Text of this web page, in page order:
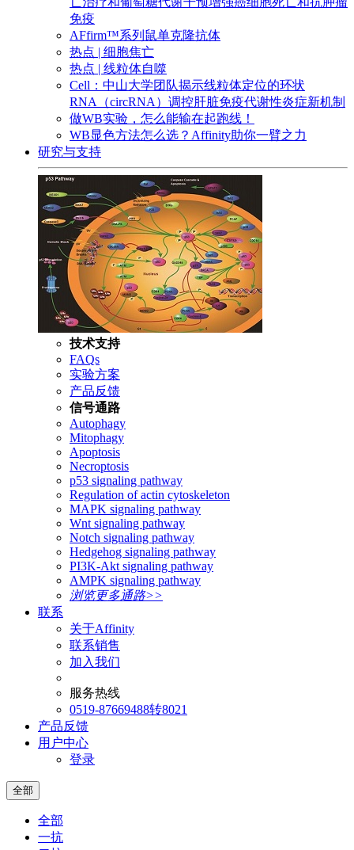
免疫
AFfirm™系列鼠单克隆抗体
热点 | 细胞焦亡
热点 | 线粒体自噬
Cell：中山大学团队揭示线粒体定位的环状
RNA（circRNA）调控肝脏免疫代谢性炎症新机制
做WB实验，怎么能输在起跑线！
WB显色方法怎么选？Affinity助你一臂之力
研究与支持
技术支持
FAQs
实验方案
产品反馈
信号通路
Autophagy
Mitophagy
Apoptosis
Necroptosis
p53 signaling pathway
Regulation of actin cytoskeleton
MAPK signaling pathway
Wnt signaling pathway
Notch signaling pathway
Hedgehog signaling pathway
PI3K-Akt signaling pathway
AMPK signaling pathway
浏览更多通路>>
联系
关于Affinity
联系销售
加入我们
服务热线
0519-87669488转8021
产品反馈
用户中心
登录
全部
全部
一抗